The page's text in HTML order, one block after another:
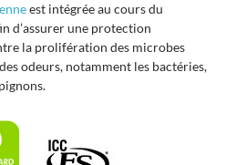
est intégrée au cours du
d’assurer une protection
la prolifération des microbes
odeurs, notamment les bactéries,